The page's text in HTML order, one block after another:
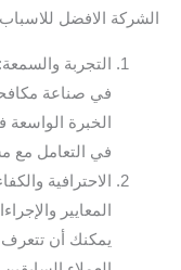
الشركة الافضل للاسباب
التجربة
في صناعة
الخبرة الواسعة
في التعامل مع
الاحترافية
المعايير
يمكنك أن